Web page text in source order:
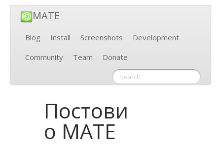
MATE
Blog Install Screenshots
Development
Community
Team Donate
Постови
о MATE